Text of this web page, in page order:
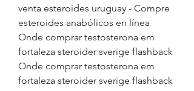
venta esteroides uruguay - Compre
esteroides anabólicos en línea
Onde comprar testosterona em
fortaleza steroider sverige flashback
Onde comprar testosterona em
fortaleza steroider sverige flashback